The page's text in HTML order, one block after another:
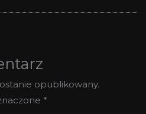
opublikowany.
*